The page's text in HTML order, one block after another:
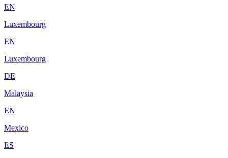
EN
Luxembourg
EN
Luxembourg
DE
Malaysia
EN
Mexico
ES